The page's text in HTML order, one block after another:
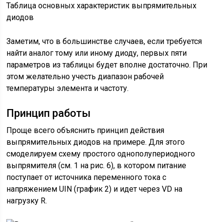
Таблица основных характеристик выпрямительных
диодов
Заметим, что в большинстве случаев, если требуется
найти аналог тому или иному диоду, первых пяти
параметров из таблицы будет вполне достаточно. При
этом желательно учесть диапазон рабочей
температуры элемента и частоту.
Принцип работы
Проще всего объяснить принцип действия
выпрямительных диодов на примере. Для этого
смоделируем схему простого однополупериодного
выпрямителя (см. 1 на рис. 6), в котором питание
поступает от источника переменного тока с
напряжением UIN (график 2) и идет через VD на
нагрузку R.